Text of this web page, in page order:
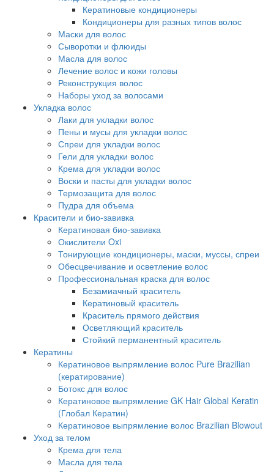
Кератиновые кондиционеры
Кондиционеры для разных типов волос
Маски для волос
Сыворотки и флюиды
Масла для волос
Лечение волос и кожи головы
Реконструкция волос
Наборы уход за волосами
Укладка волос
Лаки для укладки волос
Пены и мусы для укладки волос
Спреи для укладки волос
Гели для укладки волос
Крема для укладки волос
Воски и пасты для укладки волос
Термозащита для волос
Пудра для объема
Красители и био-завивка
Кератиновая био-завивка
Окислители Oxi
Тонирующие кондиционеры, маски, муссы, спреи
Обесцвечивание и осветление волос
Профессиональная краска для волос
Безамиачный краситель
Кератиновый краситель
Краситель прямого действия
Осветляющий краситель
Стойкий перманентный краситель
Кератины
Кератиновое выпрямление волос Pure Brazilian
(кератирование)
Ботокс для волос
Кератиновое выпрямление GK Hair Global Keratin
(Глобал Кератин)
Кератиновое выпрямление волос Brazilian Blowout
Уход за телом
Крема для тела
Масла для тела